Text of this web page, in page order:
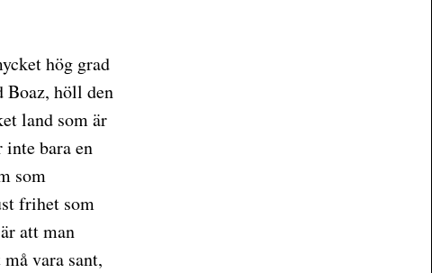
hög grad
höll den
land som är
bara en
som
frihet som
att man
vara sant,